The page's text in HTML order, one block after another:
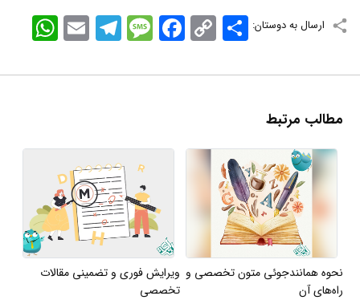
ارسال به دوستان: WhatsApp EmailTelegramMessageFacebook Copy
Link
اشتراک
مطالب مرتبط
نحوه همانندجوئی متون تخصصی و
راه‌های آن
ویرایش فوری و تضمینی مقالات
تخصصی